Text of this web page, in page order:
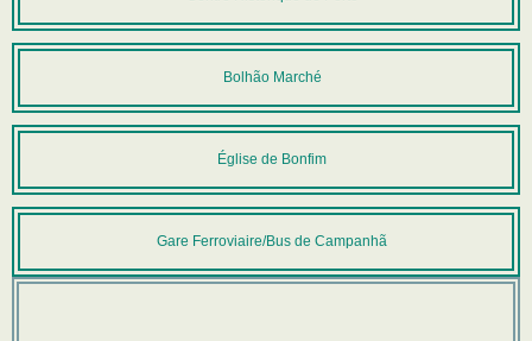
Bolhão Marché
Église de Bonfim
Gare Ferroviaire/Bus de Campanhã